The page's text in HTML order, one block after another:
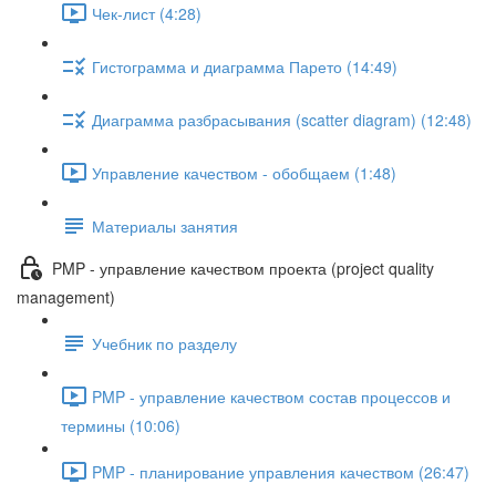
Чек-лист (4:28)
Гистограмма и диаграмма Парето (14:49)
Диаграмма разбрасывания (scatter diagram) (12:48)
Управление качеством - обобщаем (1:48)
Материалы занятия
PMP - управление качеством проекта (project quality
management)
Учебник по разделу
PMP - управление качеством состав процессов и
термины (10:06)
PMP - планирование управления качеством (26:47)